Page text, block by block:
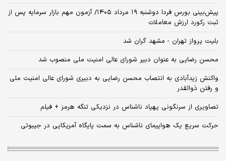
​پیش‌بینی بورس فردا دوشنبه ۱۹ مرداد ۱۴۰۵/ آزمون مهم بازار سرمایه پس از
ثبت رکورد ارزش معاملات
بلیت پرواز تهران - مشهد گران شد
محسن رضایی به عنوان دبیر شورای عالی امنیت ملی منصوب شد
واکنش زیدآبادی به انتصاب محسن رضایی به دبیری شورای عالی امنیت ملی
و رفتن ذوالقدر
تصاویری از سرنگونی پهپاد ناشناس در نزدیکی تنگه هرمز + فیلم
حرکت سریع یک هواپیمای ناشناس به سمت پایگاه آمریکایی در جیبوتی